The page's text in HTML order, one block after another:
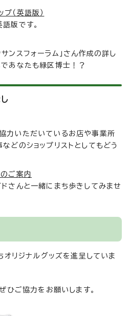
（英語版）
版です。
ンスフォーラム」さん作成の詳し
であなたも緑区博士！？
力いただいているお店や事業所
どのショップリストとしてもどう
ご案内
さんと一緒にまち歩きしてみませ
オリジナルグッズを進呈していま
ひご協力をお願いします。